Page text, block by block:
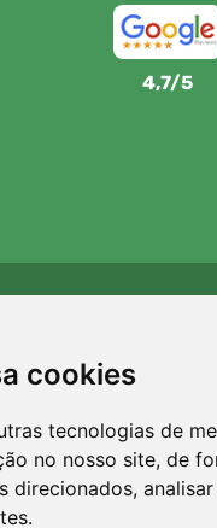
cookies
tecnologias de
no nosso site, de
direcionados,
4,7/5
Para cada
Sobre nós